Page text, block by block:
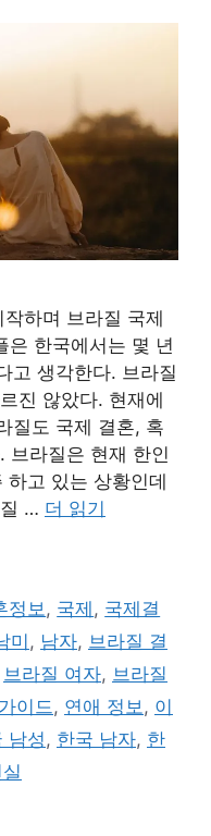
하며 브라질 국제
은 한국에서는 몇 년
고 생각한다. 브라질
진 않았다. 현재에
질도 국제 결혼, 혹
브라질은 현재 한인
고 있는 상황인데
… 더 읽기
정보 , 국제 , 국제결
미 , 남자, 브라질 결
브라질 여자, 브라질
이드 , 연애 정보 , 이
남성, 한국 남자, 한